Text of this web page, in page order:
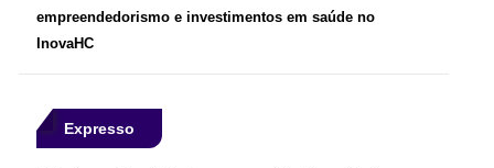
empreendedorismo e investimentos em saúde no
InovaHC
Expresso